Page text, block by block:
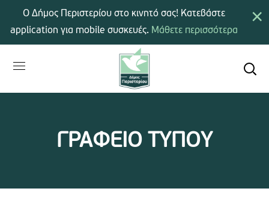
ΓΡΑΦΕΙΟ ΤΥΠΟΥ
×
Ο Δήμος Περιστερίου στο κινητό σας! Κατεβάστε
application για mobile συσκευές. Μάθετε περισσότερα